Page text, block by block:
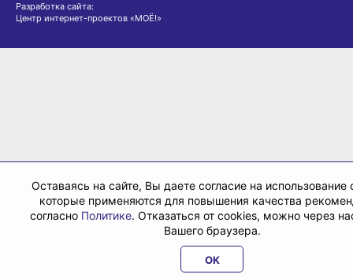
Разработка сайта:
Центр интернет-проектов «МОЁ!»
Оставаясь на сайте, Вы даете согласие на использование
которые применяются для повышения качества
согласно Политике. Отказаться от cookies, можно через
Вашего браузера.
OK